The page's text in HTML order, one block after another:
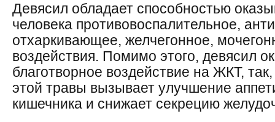
Девясил обладает способностью
человека противовоспалительное,
отхаркивающее, желчегонное,
воздействия. Помимо этого, девясил
благотворное воздействие на ЖКТ,
этой травы вызывает улучшение
кишечника и снижает секрецию